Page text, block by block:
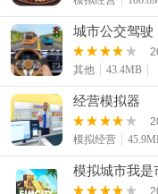
城市公交驾驶
其他
43.4MB
经营模拟器
模拟经营
模拟城市我是